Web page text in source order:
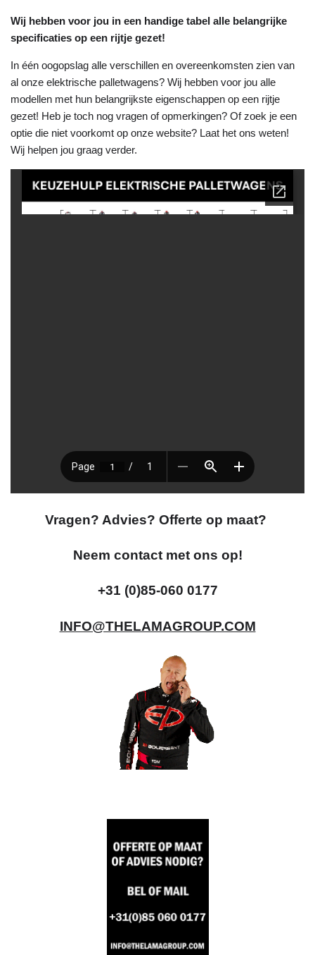
Wij hebben voor jou in een handige tabel alle belangrijke
specificaties op een rijtje gezet!
In één oogopslag alle verschillen en overeenkomsten zien van
al onze elektrische palletwagens? Wij hebben voor jou alle
modellen met hun belangrijkste eigenschappen op een rijtje
gezet! Heb je toch nog vragen of opmerkingen? Of zoek je een
optie die niet voorkomt op onze website? Laat het ons weten!
Wij helpen jou graag verder.
Vragen? Advies? Offerte op maat?
Neem contact met ons op!
+31 (0)85-060 0177
INFO@THELAMAGROUP.COM